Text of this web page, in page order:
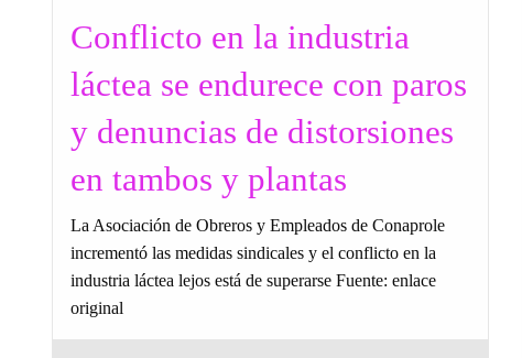
Conflicto en la industria
láctea se endurece con paros
y denuncias de distorsiones
en tambos y plantas
La Asociación de Obreros y Empleados de Conaprole
incrementó las medidas sindicales y el conflicto en la
industria láctea lejos está de superarse Fuente: enlace
original